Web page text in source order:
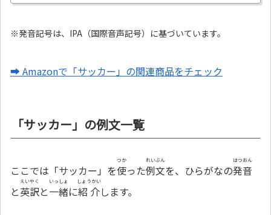
※発音記号は、IPA（国際音声記号）に基づいています。
➡ Amazonで「サッカー」の関連商品をチェック
「サッカー」の例文一覧
ここでは「サッカー」を使
つか
った例文
れいぶん
を、ひらがなの発音
はつおん
と英訳
えいやく
と一緒
いっしょ
に紹介
しょうかい
します。